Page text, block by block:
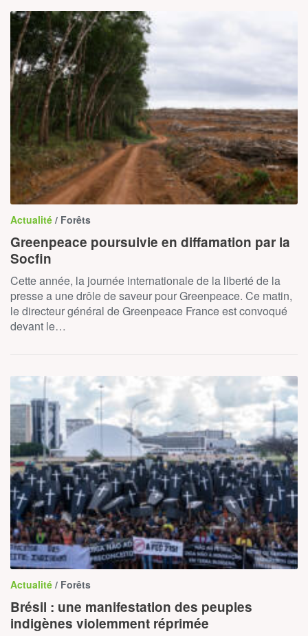
Actualité / Forêts
Greenpeace poursuivie en diffamation par la
Socfin
Cette année, la journée internationale de la liberté de la
presse a une drôle de saveur pour Greenpeace. Ce matin,
le directeur général de Greenpeace France est convoqué
devant le…
Actualité / Forêts
Brésil : une manifestation des peuples
indigènes violemment réprimée